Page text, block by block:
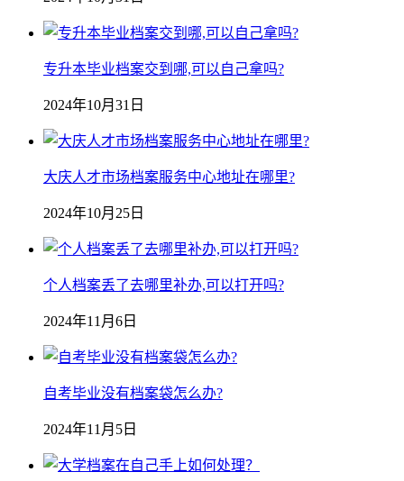
专升本毕业档案交到哪,可以自己拿吗?
2024年10月31日
大庆人才市场档案服务中心地址在哪里?
2024年10月25日
个人档案丢了去哪里补办,可以打开吗?
2024年11月6日
自考毕业没有档案袋怎么办?
2024年11月5日